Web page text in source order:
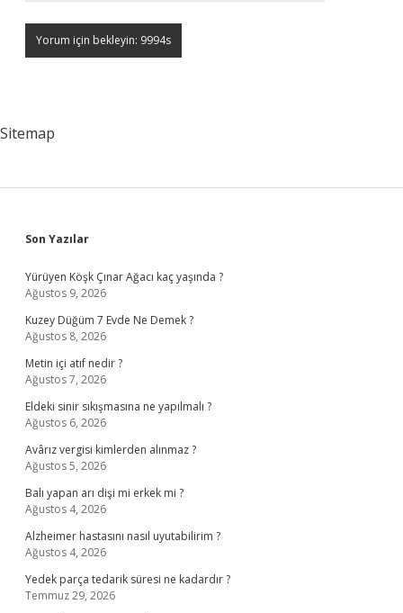
Sitemap
Sidebar
Son Yazılar
Yürüyen Köşk Çınar Ağacı kaç yaşında ?
Ağustos 9, 2026
Kuzey Düğüm 7 Evde Ne Demek ?
Ağustos 8, 2026
Metin içi atıf nedir ?
Ağustos 7, 2026
Eldeki sinir sıkışmasına ne yapılmalı ?
Ağustos 6, 2026
Avârız vergisi kimlerden alınmaz ?
Ağustos 5, 2026
Balı yapan arı dişi mi erkek mi ?
Ağustos 4, 2026
Alzheimer hastasını nasıl uyutabilirim ?
Ağustos 4, 2026
Yedek parça tedarik süresi ne kadardır ?
Temmuz 29, 2026